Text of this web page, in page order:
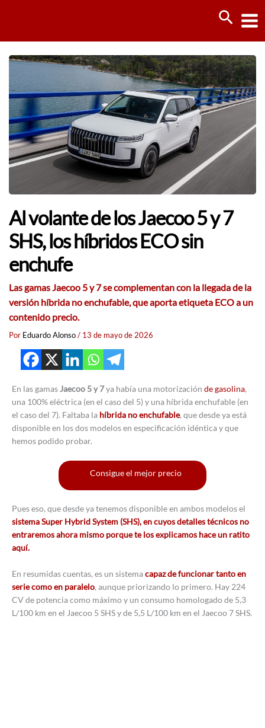
Al volante de los Jaecoo 5 y 7
SHS, los híbridos ECO sin
enchufe
Las gamas Jaecoo 5 y 7 se complementan con la llegada de la
versión híbrida no enchufable, que aporta etiqueta ECO a un
contenido precio.
Por Eduardo Alonso/ 13 de mayo de 2026
En las gamas Jaecoo 5 y 7ya había una motorización de gasolina,
una 100% eléctrica (en el caso del 5) y una híbrida enchufable (en
el caso del 7). Faltaba la híbrida no enchufable, que desde ya está
disponible en los dos modelos en especificación idéntica y que
hemos podido probar.
Consigue el mejor precio
Pues eso, que desde ya tenemos disponible en ambos modelos el
sistema Super Hybrid System (SHS), en cuyos detalles técnicos no
entraremos ahora mismo porque te los explicamos hace un ratito
aquí.
En resumidas cuentas, es un sistemacapaz de funcionar tanto en
serie como en paralelo, aunque priorizando lo primero. Hay 224
CV de potencia como máximo y un consumo homologado de 5,3
L/100 km en el Jaecoo 5 SHS y de 5,5 L/100 km en el Jaecoo 7 SHS.